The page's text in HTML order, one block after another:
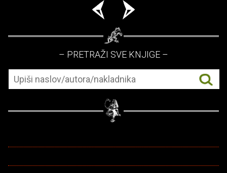
– PRETRAŽI SVE KNJIGE –